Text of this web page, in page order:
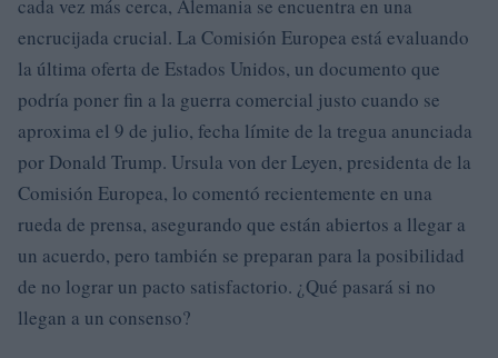
cada vez más cerca, Alemania se encuentra en una
encrucijada crucial. La Comisión Europea está evaluando
la última oferta de Estados Unidos, un documento que
podría poner fin a la guerra comercial justo cuando se
aproxima el 9 de julio, fecha límite de la tregua anunciada
por Donald Trump. Ursula von der Leyen, presidenta de la
Comisión Europea, lo comentó recientemente en una
rueda de prensa, asegurando que están abiertos a llegar a
un acuerdo, pero también se preparan para la posibilidad
de no lograr un pacto satisfactorio. ¿Qué pasará si no
llegan a un consenso?